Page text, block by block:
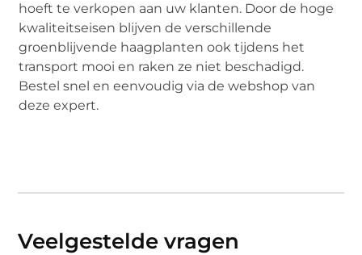
hoeft te verkopen aan uw klanten. Door de hoge
kwaliteitseisen blijven de verschillende
groenblijvende haagplanten ook tijdens het
transport mooi en raken ze niet beschadigd.
Bestel snel en eenvoudig via de webshop van
deze expert.
Veelgestelde vragen